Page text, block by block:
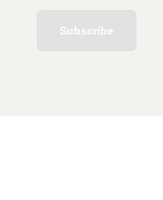
Subscribe